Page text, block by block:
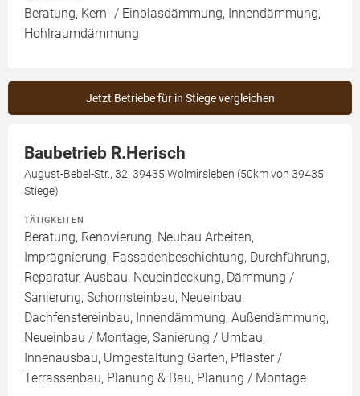
Beratung, Kern- / Einblasdämmung, Innendämmung,
Hohlraumdämmung
Jetzt Betriebe für in Stiege vergleichen
Baubetrieb R.Herisch
August-Bebel-Str., 32, 39435 Wolmirsleben (50km von 39435
Stiege)
TÄTIGKEITEN
Beratung, Renovierung, Neubau Arbeiten,
Imprägnierung, Fassadenbeschichtung, Durchführung,
Reparatur, Ausbau, Neueindeckung, Dämmung /
Sanierung, Schornsteinbau, Neueinbau,
Dachfenstereinbau, Innendämmung, Außendämmung,
Neueinbau / Montage, Sanierung / Umbau,
Innenausbau, Umgestaltung Garten, Pflaster /
Terrassenbau, Planung & Bau, Planung / Montage